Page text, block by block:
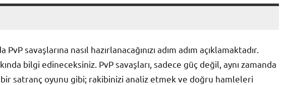
savaşlarına nasıl hazırlanacağınızı adım adım açıklamaktadır.
bilgi edineceksiniz. PvP savaşları, sadece güç değil, aynı zamanda
satranç oyunu gibi; rakibinizi analiz etmek ve doğru hamleleri